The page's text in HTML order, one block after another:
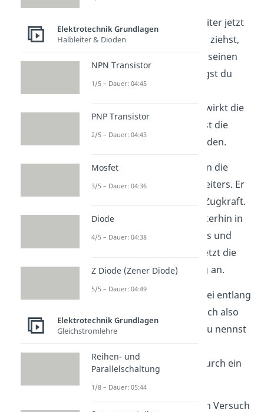
Das heißt, wenn du den Leiter jetzt
beispielsweise nach rechts ziehst,
bewegst du den Leiter mit seinen
Ladungen. Dadurch bewegst du
auch die Ladungen im
Das heißt, es wirkt die
Lorentzkraft und du kannst die
Rechte Hand Regel
anwenden.
Dafür zeigt dein Daumen in die
Bewegungsrichtung des Leiters. Er
zeigt also in Richtung der Zugkraft.
Dein Zeigefinger zeigt weiterhin in
Richtung des Magnetfeldes und
dein Mittelfinger gibt dir jetzt die
Richtung der Kraftwirkung an.
Die Ladungen werden dabei entlang
des Leiters bewegt, wodurch also
einStromfluss
entsteht. Du nennst
Induktionsstrom
, da er durch ein
Wenn du mehr über diesen Versuch
Elektrotechnik Grundlagen
Halbleiter & Dioden
NPN Transistor
1/5 – Dauer: 04:45
PNP Transistor
2/5 – Dauer: 04:43
Mosfet
3/5 – Dauer: 04:36
Diode
4/5 – Dauer: 04:38
Z Diode (Zener Diode)
5/5 – Dauer: 04:49
Elektrotechnik Grundlagen
Gleichstromlehre
Reihen- und
Parallelschaltung
1/8 – Dauer: 05:44